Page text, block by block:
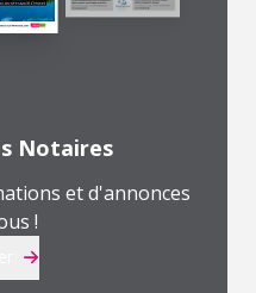
Notaires
et d'annonces
!